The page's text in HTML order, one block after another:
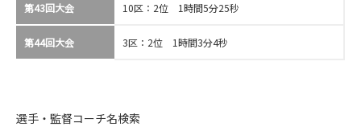
第43回大会 10区：2位 1時間5分25秒
第44回大会 3区：2位 1時間3分4秒
選手・監督コーチ名検索